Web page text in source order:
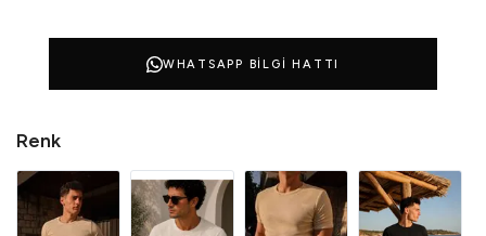
WHATSAPP BILGI HATTI
Renk